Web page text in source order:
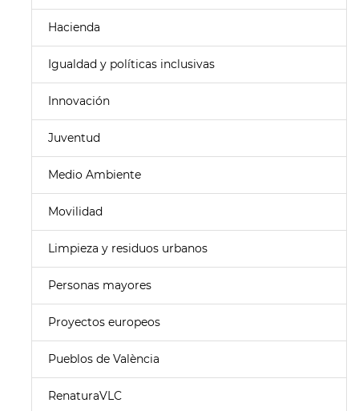
Hacienda
Igualdad y políticas inclusivas
Innovación
Juventud
Medio Ambiente
Movilidad
Limpieza y residuos urbanos
Personas mayores
Proyectos europeos
Pueblos de València
RenaturaVLC